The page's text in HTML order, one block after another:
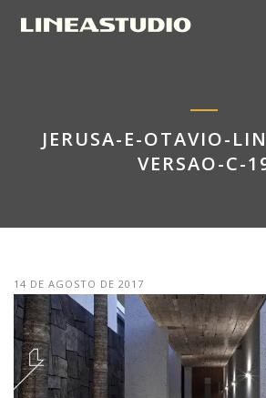
JERUSA-E-OTAVIO-
VERSAO-C-
14 DE AGOSTO DE 2017